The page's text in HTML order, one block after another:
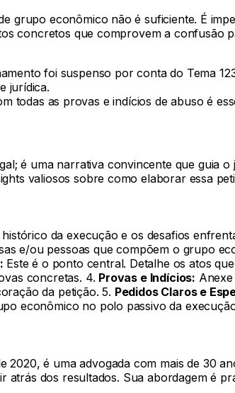
grupo econômico não é suficiente. É
concretos que comprovem a confusão
foi suspenso por conta do Tema
jurídica.
todas as provas e indícios de abuso é
é uma narrativa convincente que guia
valiosos sobre como elaborar essa
da execução e os desafios
e/ou pessoas que compõem o grupo
Este é o ponto central. Detalhe os atos
concretas. 4. Provas e Indícios:
da petição. 5. Pedidos Claros e
econômico no polo passivo da
2020, é uma advogada com mais de 30
dos resultados. Sua abordagem é